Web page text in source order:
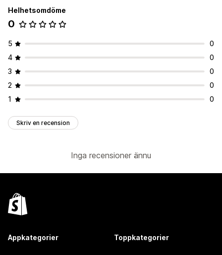
Helhetsomdöme
0
5
0
4
0
3
0
2
0
1
0
Skriv en recension
Inga recensioner ännu
Appkategorier Toppkategorier